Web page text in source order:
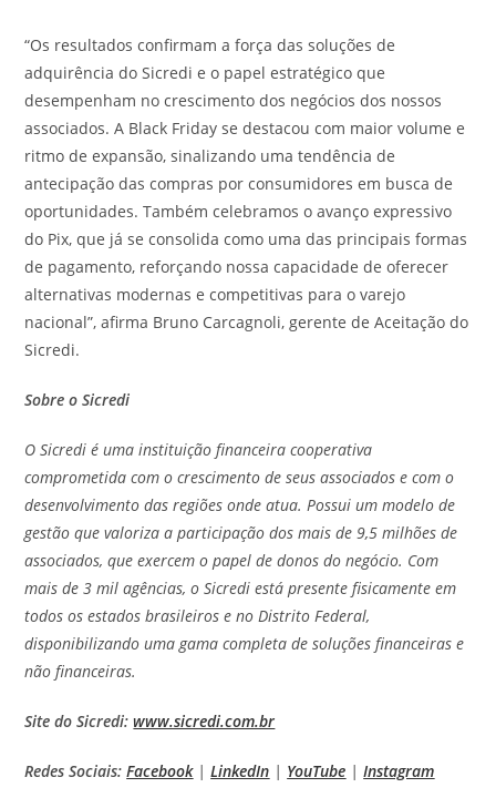
“Os resultados confirmam a força das soluções de
adquirência do Sicredi e o papel estratégico que
desempenham no crescimento dos negócios dos nossos
associados. A Black Friday se destacou com maior volume e
ritmo de expansão, sinalizando uma tendência de
antecipação das compras por consumidores em busca de
oportunidades. Também celebramos o avanço expressivo
do Pix, que já se consolida como uma das principais formas
de pagamento, reforçando nossa capacidade de oferecer
alternativas modernas e competitivas para o varejo
nacional”, afirma Bruno Carcagnoli, gerente de Aceitação do
Sicredi.
Sobre o Sicredi
O Sicredi é uma instituição financeira cooperativa
comprometida com o crescimento de seus associados e com o
desenvolvimento das regiões onde atua. Possui um modelo de
gestão que valoriza a participação dos mais de 9,5 milhões de
associados, que exercem o papel de donos do negócio. Com
mais de 3 mil agências, o Sicredi está presente fisicamente em
todos os estados brasileiros e no Distrito Federal,
disponibilizando uma gama completa de soluções financeiras e
não financeiras.
Site do Sicredi:www.sicredi.com.br
Redes Sociais:Facebook| LinkedIn | YouTube |Instagram